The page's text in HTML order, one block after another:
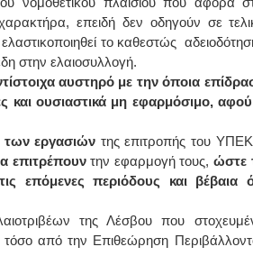
επειδή δεν οδηγούν σε
το καθεστώς
στην ελαιοσυλλογή.
αυστηρό με την όποια
και ουσιαστικά μη εφαρμόσιμο,
των εργασιών της επιτροπής του
επιτρέπουντην εφαρμογή τους, ώστε
επόμενες περιόδους και βέβαια
της Λέσβου που
τόσο από την Επιθεώρηση
ΙΩΑΝΝΗΣ Α. ΜΑΛΛΙΑΣ
ΧΕΙΡΟΥΡΓΟΣ
ΟΦΘΑΛΜΙΑΤΡΟΣ
Διδάκτωρ Ιατρικής Σχολής
Πανεπιστημίου Αθηνών
τηλ:210-9320215
Καβέτσου 10, Μυτιλήνη, τηλ:
2251038065
Έλενα Μπούμπα
Στρατιωτικός Ιατρός